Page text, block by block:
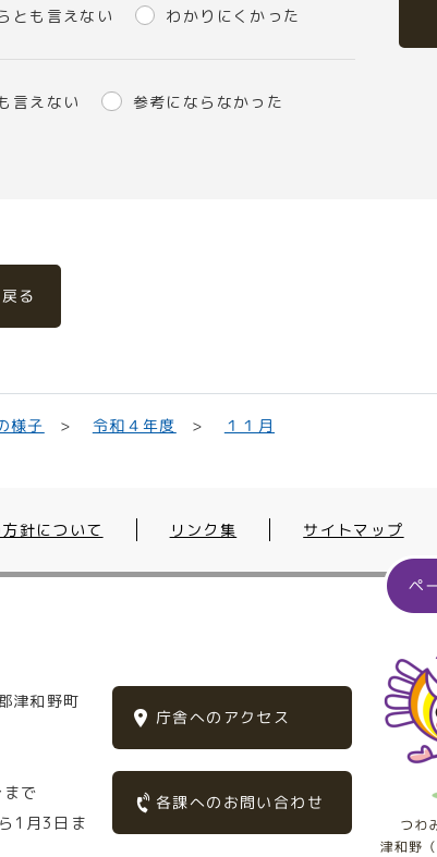
とも言えない わかりにくかった
言えない 参考にならなかった
る
様子 令和４年度 １１月
針について リンク集 サイトマップ
津和野町
で
1月3日ま
庁舎へのアクセス
各課へのお問い合わせ